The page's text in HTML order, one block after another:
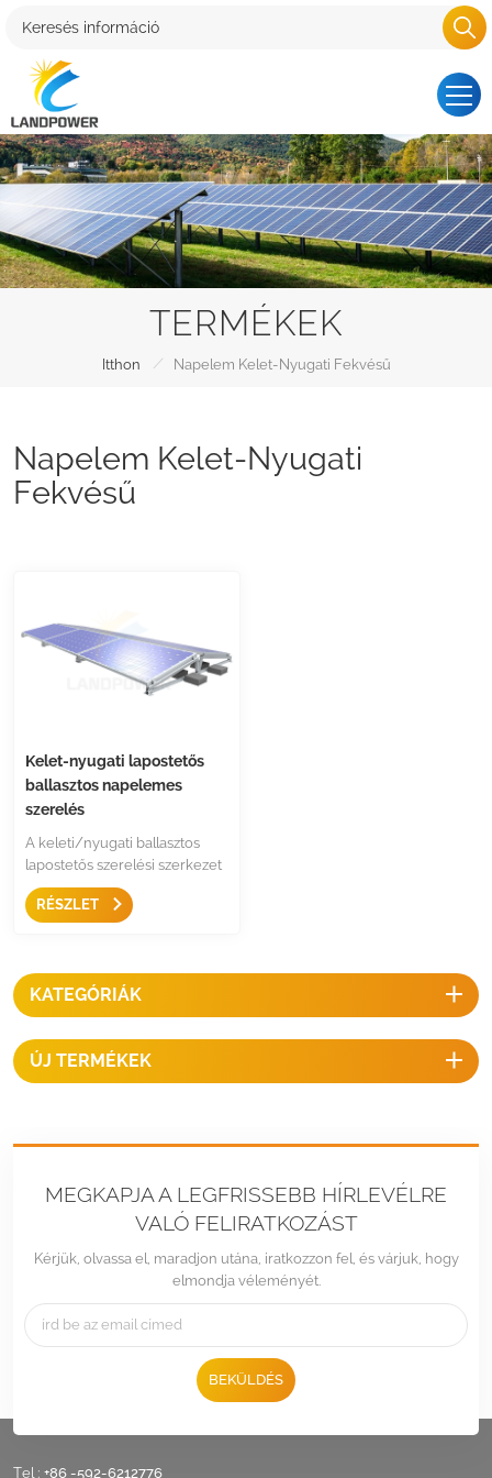
TERMÉKEK
Itthon / Napelem Kelet-Nyugati Fekvésű
Napelem Kelet-Nyugati
Fekvésű
Kelet-nyugati lapostetős
ballasztos napelemes
szerelés
A keleti/nyugati ballasztos
lapostetős szerelési szerkezet
egyszerű és nem áthatoló
oldat lapostetőhöz és alacsony
magasabb napenergia-hozam
eléréséhez.
RÉSZLET
KATEGÓRIÁK
ÚJ TERMÉKEK
MEGKAPJA A LEGFRISSEBB HÍRLEVÉLRE
VALÓ FELIRATKOZÁST
Kérjük, olvassa el, maradjon utána, iratkozzon fel, és várjuk, hogy
elmondja véleményét.
BEKÜLDÉS
Tel : +86 -592-6212776